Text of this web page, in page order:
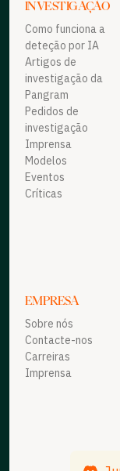
INVESTIGAÇÃO
Como funciona a
deteção por IA
Artigos de
investigação da
Pangram
Pedidos de
investigação
Imprensa
Modelos
Eventos
Críticas
EMPRESA
Sobre nós
Contacte-nos
Carreiras
Imprensa